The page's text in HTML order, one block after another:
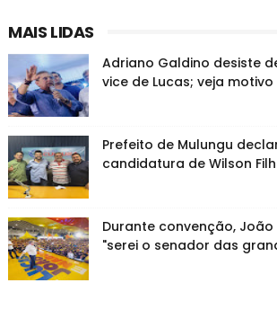
MAIS LIDAS
Adriano Galdino desiste
vice de Lucas; veja motivo
Prefeito de Mulungu
candidatura de Wilson
Durante convenção, João
"serei o senador das